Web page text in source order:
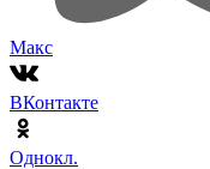
Макс
ВКонтакте
Однокл.